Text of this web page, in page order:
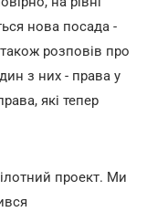
нова посада -
також розповів про
з них - права у
які тепер
проект. Ми